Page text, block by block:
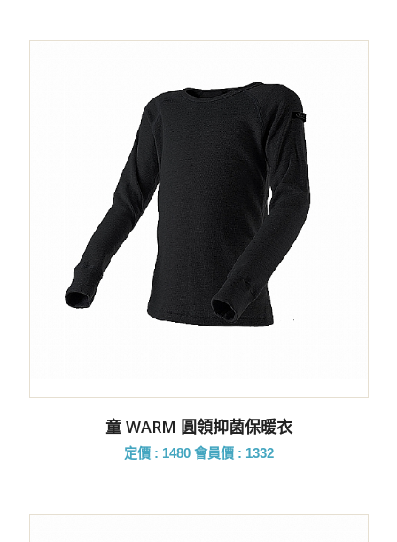
童 WARM 圓領抑菌保暖衣
定價 : 1480 會員價 : 1332